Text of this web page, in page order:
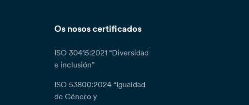
Os nosos certificados
ISO 30415:2021 “Diversidad
e inclusión”
ISO 53800:2024 “Igualdad
de Género y